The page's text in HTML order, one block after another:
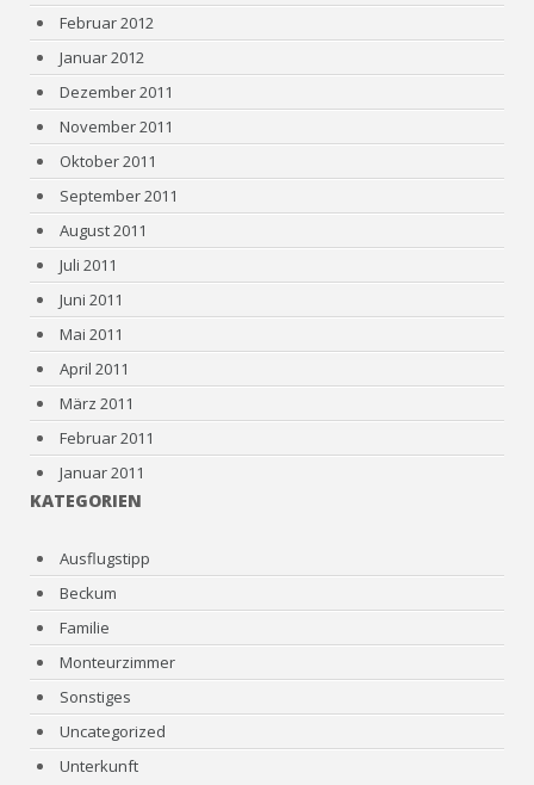
Februar 2012
Januar 2012
Dezember 2011
November 2011
Oktober 2011
September 2011
August 2011
Juli 2011
Juni 2011
Mai 2011
April 2011
März 2011
Februar 2011
Januar 2011
KATEGORIEN
Ausflugstipp
Beckum
Familie
Monteurzimmer
Sonstiges
Uncategorized
Unterkunft